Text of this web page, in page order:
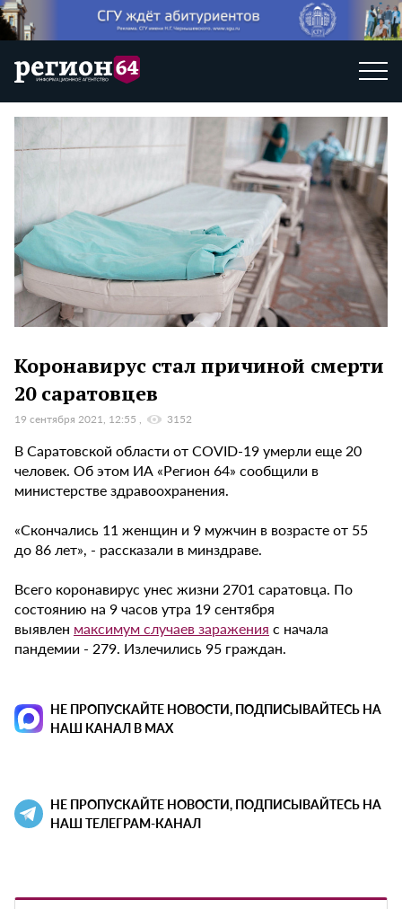
Коронавирус стал причиной смерти
20 саратовцев
19 сентября 2021, 12:55 3152
В Саратовской области от COVID-19 умерли еще 20
человек. Об этом ИА «Регион 64» сообщили в
министерстве здравоохранения.
«Скончались 11 женщин и 9 мужчин в возрасте от 55
до 86 лет», - рассказали в минздраве.
Всего коронавирус унес жизни 2701 саратовца. По
состоянию на 9 часов утра 19 сентября
выявлен максимум случаев заражения с начала
пандемии - 279. Излечились 95 граждан.
НЕ ПРОПУСКАЙТЕ НОВОСТИ, ПОДПИСЫВАЙТЕСЬ НА
НАШ КАНАЛ В MAX
НЕ ПРОПУСКАЙТЕ НОВОСТИ, ПОДПИСЫВАЙТЕСЬ НА
НАШ ТЕЛЕГРАМ-КАНАЛ